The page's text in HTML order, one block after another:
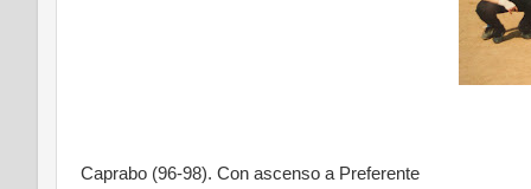
Caprabo (96-98). Con ascenso a Preferente